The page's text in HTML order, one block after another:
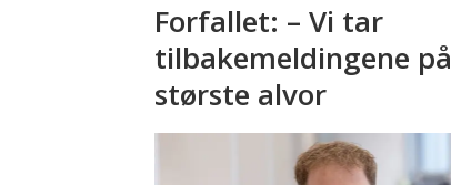
Forfallet: – Vi tar
tilbakemeldingene på
største alvor